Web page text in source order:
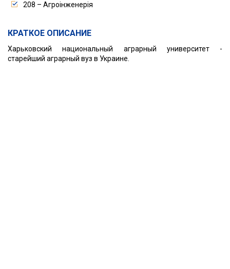
208 – Агроінженерія
КРАТКОЕ ОПИСАНИЕ
Харьковский национальный аграрный университет -
старейший аграрный вуз в Украине.